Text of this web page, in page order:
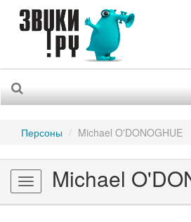
Персоны Michael O'DONOGHUE
Toggle
navigation
Michael